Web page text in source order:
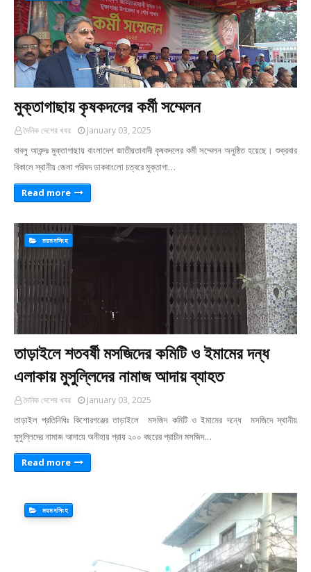
মুক্তাগাছায় কৃষকদলের কর্মী সম্মেলন
দৈনিক দেশের খবর January 03, 2025
বাবলু আকন্দঃ মুক্তাগাছায় বাংলাদেশ জাতীয়তাবাদী কৃষকদলের কর্মী সম্মেলন অনুষ্ঠিত হয়েছে। শুক্রবার
বিকালে স্থানীয় জেলা পরিষদ ডাকবাংলো চত্বরে মুক্তাগা…
Read more
ময়মনসিংহ
তাড়াইলে শতবর্ষী মসজিদের কমিটি ও ইমামের দন্ধ
এলাকায় মুসুল্লিদের নামাজ আদায় ব্যাহত
দৈনিক দেশের খবর January 03, 2025
তাড়াইল প্রতিনিধিঃ কিশোরগঞ্জের তাড়াইলে মসজিদ কমিটি ও ইমামের দন্ধে মসজিদে স্থানীয়
মুসুল্লিদের নামাজ আদায়ে অনীহায় প্রায় ২০০ বছরের প্রাচীন মসজিদ…
Read more
ময়মনসিংহ